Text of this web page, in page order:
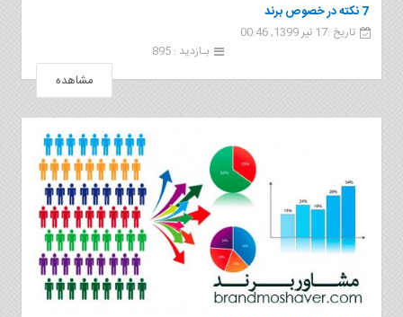
7 نکته در خصوص برند
تاریخ :17 تیر 1399, 00:46
بـازدید : 895
مشاهده